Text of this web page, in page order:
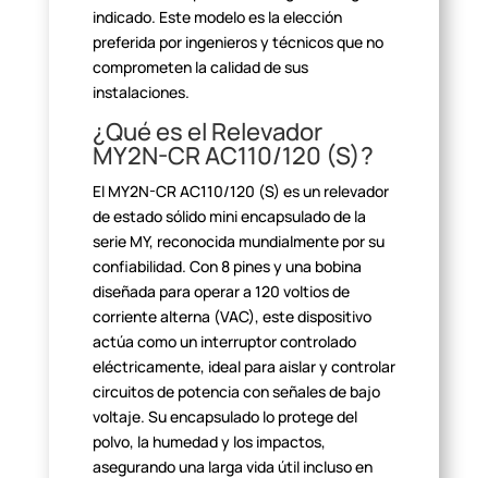
indicado. Este modelo es la elección
preferida por ingenieros y técnicos que no
comprometen la calidad de sus
instalaciones.
¿Qué es el Relevador
MY2N-CR AC110/120 (S)?
El MY2N-CR AC110/120 (S) es un relevador
de estado sólido miniencapsulado de la
serie MY, reconocida mundialmente por su
confiabilidad. Con8 pines y una bobina
diseñada para operar a 120 voltios de
corriente alterna (VAC), este dispositivo
actúa como un interruptor controlado
eléctricamente, ideal para aislar y controlar
circuitos de potencia con señales de bajo
voltaje. Su encapsulado lo protege del
polvo, la humedad y los impactos,
asegurando una larga vida útil incluso en